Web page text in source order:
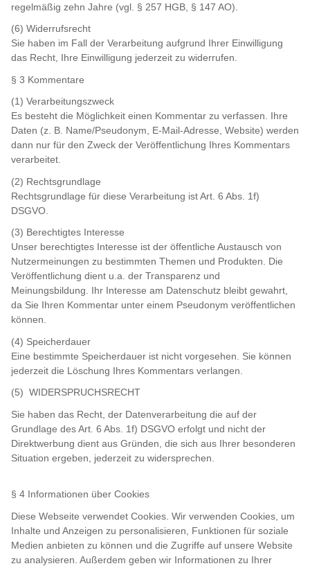
regelmäßig zehn Jahre (vgl. § 257 HGB, § 147 AO).
(6) Widerrufsrecht
Sie haben im Fall der Verarbeitung aufgrund Ihrer Einwilligung
das Recht, Ihre Einwilligung jederzeit zu widerrufen.
§ 3 Kommentare
(1) Verarbeitungszweck
Es besteht die Möglichkeit einen Kommentar zu verfassen. Ihre
Daten (z. B. Name/Pseudonym, E-Mail-Adresse, Website) werden
dann nur für den Zweck der Veröffentlichung Ihres Kommentars
verarbeitet.
(2) Rechtsgrundlage
Rechtsgrundlage für diese Verarbeitung ist Art. 6 Abs. 1f)
DSGVO.
(3) Berechtigtes Interesse
Unser berechtigtes Interesse ist der öffentliche Austausch von
Nutzermeinungen zu bestimmten Themen und Produkten. Die
Veröffentlichung dient u.a. der Transparenz und
Meinungsbildung. Ihr Interesse am Datenschutz bleibt gewahrt,
da Sie Ihren Kommentar unter einem Pseudonym veröffentlichen
können.
(4) Speicherdauer
Eine bestimmte Speicherdauer ist nicht vorgesehen. Sie können
jederzeit die Löschung Ihres Kommentars verlangen.
(5) WIDERSPRUCHSRECHT
Sie haben das Recht, der Datenverarbeitung die auf der
Grundlage des Art. 6 Abs. 1f) DSGVO erfolgt und nicht der
Direktwerbung dient aus Gründen, die sich aus Ihrer besonderen
Situation ergeben, jederzeit zu widersprechen.
§ 4 Informationen über Cookies
Diese Webseite verwendet Cookies. Wir verwenden Cookies, um
Inhalte und Anzeigen zu personalisieren, Funktionen für soziale
Medien anbieten zu können und die Zugriffe auf unsere Website
zu analysieren. Außerdem geben wir Informationen zu Ihrer